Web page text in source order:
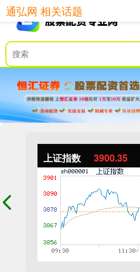
上证指数 3900.35
通弘网 相关话题